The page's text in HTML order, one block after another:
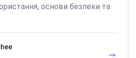
основи безпеки та